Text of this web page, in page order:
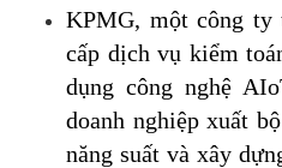
KPMG, một công ty
cấp dịch vụ kiểm
dụng công nghệ
doanh nghiệp xuất
năng suất và xây